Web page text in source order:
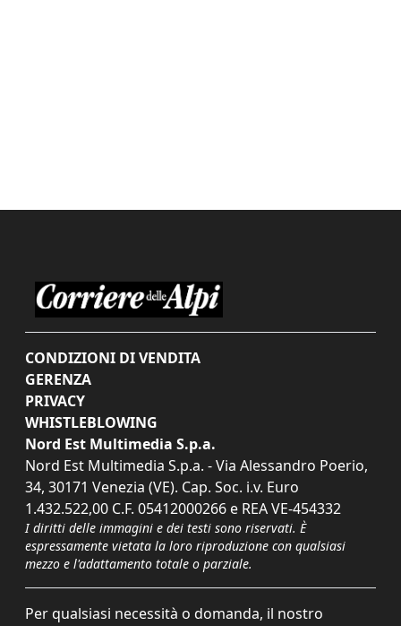
CONDIZIONI DI VENDITA
GERENZA
PRIVACY
WHISTLEBLOWING
Nord Est Multimedia S.p.a.
Nord Est Multimedia S.p.a. - Via Alessandro Poerio,
34, 30171 Venezia (VE). Cap. Soc. i.v. Euro
1.432.522,00 C.F. 05412000266 e REA VE-454332
I diritti delle immagini e dei testi sono riservati. È
espressamente vietata la loro riproduzione con qualsiasi
mezzo e l'adattamento totale o parziale.
Per qualsiasi necessità o domanda, il nostro